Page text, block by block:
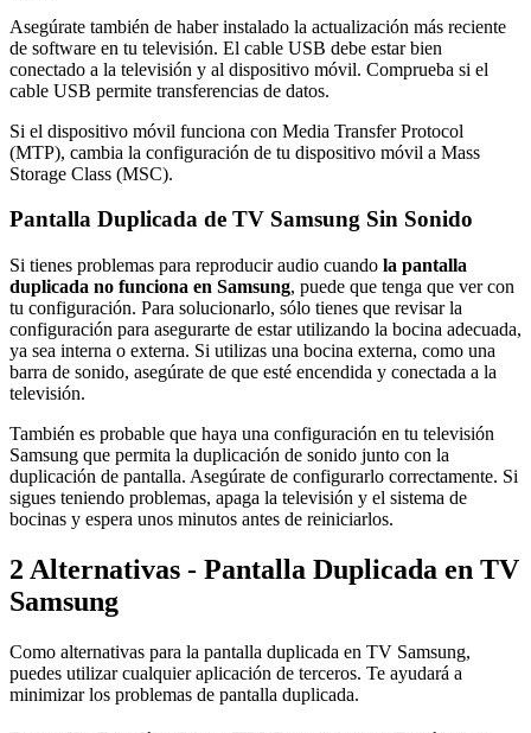
Asegúrate también de haber instalado la actualización más reciente
de software en tu televisión. El cable USB debe estar bien
conectado a la televisión y al dispositivo móvil. Comprueba si el
cable USB permite transferencias de datos.
Si el dispositivo móvil funciona con Media Transfer Protocol
(MTP), cambia la configuración de tu dispositivo móvil a Mass
Storage Class (MSC).
Pantalla Duplicada de TV Samsung Sin Sonido
Si tienes problemas para reproducir audio cuando la pantalla
duplicada no funciona en Samsung, puede que tenga que ver con
tu configuración. Para solucionarlo, sólo tienes que revisar la
configuración para asegurarte de estar utilizando la bocina adecuada,
ya sea interna o externa. Si utilizas una bocina externa, como una
barra de sonido, asegúrate de que esté encendida y conectada a la
televisión.
También es probable que haya una configuración en tu televisión
Samsung que permita la duplicación de sonido junto con la
duplicación de pantalla. Asegúrate de configurarlo correctamente. Si
sigues teniendo problemas, apaga la televisión y el sistema de
bocinas y espera unos minutos antes de reiniciarlos.
2 Alternativas - Pantalla Duplicada en TV
Samsung
Como alternativas para la pantalla duplicada en TV Samsung,
puedes utilizar cualquier aplicación de terceros. Te ayudará a
minimizar los problemas de pantalla duplicada.